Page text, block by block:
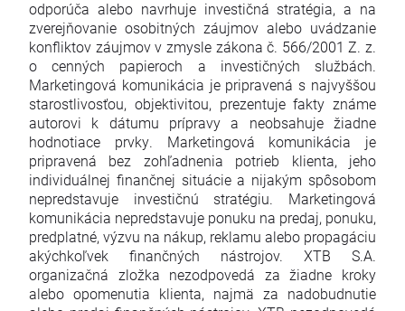
odporúča alebo navrhuje investičná stratégia, a na
zverejňovanie osobitných záujmov alebo uvádzanie
konfliktov záujmov v zmysle zákona č. 566/2001 Z. z.
o cenných papieroch a investičných službách.
Marketingová komunikácia je pripravená s najvyššou
starostlivosťou, objektivitou, prezentuje fakty známe
autorovi k dátumu prípravy a neobsahuje žiadne
hodnotiace prvky. Marketingová komunikácia je
pripravená bez zohľadnenia potrieb klienta, jeho
individuálnej finančnej situácie a nijakým spôsobom
nepredstavuje investičnú stratégiu. Marketingová
komunikácia nepredstavuje ponuku na predaj, ponuku,
predplatné, výzvu na nákup, reklamu alebo propagáciu
akýchkoľvek finančných nástrojov. XTB S.A.
organizačná zložka nezodpovedá za žiadne kroky
alebo opomenutia klienta, najmä za nadobudnutie